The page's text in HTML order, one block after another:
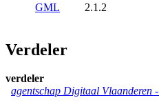
GML 2.1.2
Verdeler
verdeler
agentschap Digitaal Vlaanderen -